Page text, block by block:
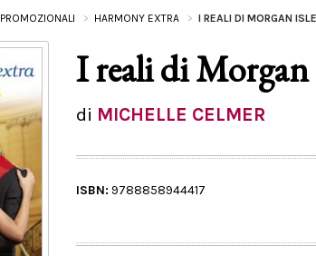
PROMOZIONALI HARMONY EXTRA I REALI DI MORGAN ISLE
I reali di Morgan
di MICHELLE CELMER
ISBN: 9788858944417